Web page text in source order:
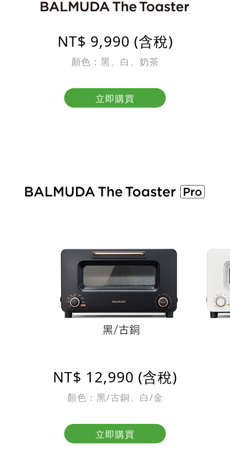
NT$ 9,990 (含稅)
顏色：黑、白、奶茶
立即購買
NT$ 12,990 (含稅)
顏色：黑/古銅、白/金
立即購買